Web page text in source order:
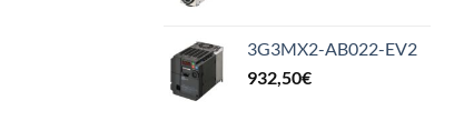
3G3MX2-AB022-EV2
932,50€